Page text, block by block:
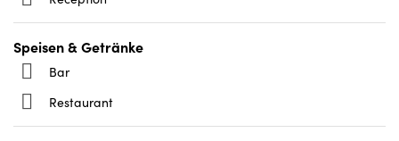
Speisen & Getränke
Bar
Restaurant